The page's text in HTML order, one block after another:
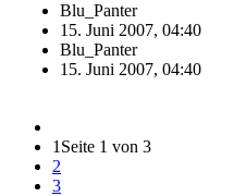
Blu_Panter
15. Juni 2007, 04:40
Blu_Panter
15. Juni 2007, 04:40
1 Seite 1 von 3
2
3